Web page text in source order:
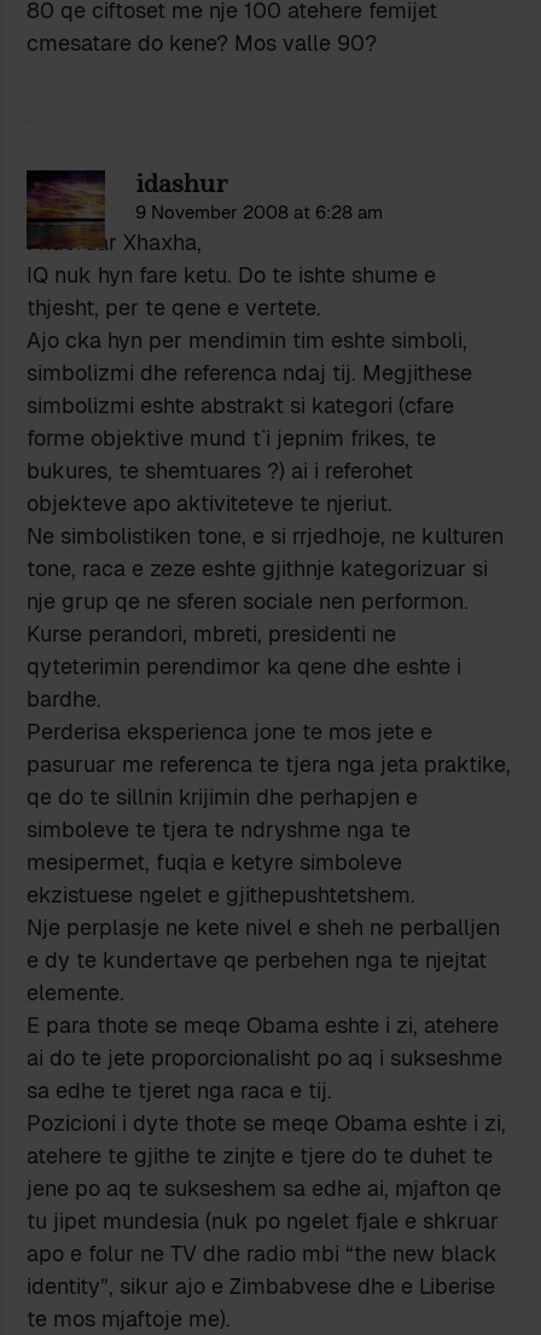
80 qe ciftoset me nje 100 atehere femijet
cmesatare do kene? Mos valle 90?
idashur
9 November 2008 at 6:28 am
I nderuar Xhaxha,
IQ nuk hyn fare ketu. Do te ishte shume e
thjesht, per te qene e vertete.
Ajo cka hyn per mendimin tim eshte simboli,
simbolizmi dhe referenca ndaj tij. Megjithese
simbolizmi eshte abstrakt si kategori (cfare
forme objektive mund t`i jepnim frikes, te
bukures, te shemtuares ?) ai i referohet
objekteve apo aktiviteteve te njeriut.
Ne simbolistiken tone, e si rrjedhoje, ne kulturen
tone, raca e zeze eshte gjithnje kategorizuar si
nje grup qe ne sferen sociale nen performon.
Kurse perandori, mbreti, presidenti ne
qyteterimin perendimor ka qene dhe eshte i
bardhe.
Perderisa eksperienca jone te mos jete e
pasuruar me referenca te tjera nga jeta praktike,
qe do te sillnin krijimin dhe perhapjen e
simboleve te tjera te ndryshme nga te
mesipermet, fuqia e ketyre simboleve
ekzistuese ngelet e gjithepushtetshem.
Nje perplasje ne kete nivel e sheh ne perballjen
e dy te kundertave qe perbehen nga te njejtat
elemente.
E para thote se meqe Obama eshte i zi, atehere
ai do te jete proporcionalisht po aq i sukseshme
sa edhe te tjeret nga raca e tij.
Pozicioni i dyte thote se meqe Obama eshte i zi,
atehere te gjithe te zinjte e tjere do te duhet te
jene po aq te sukseshem sa edhe ai, mjafton qe
tu jipet mundesia (nuk po ngelet fjale e shkruar
apo e folur ne TV dhe radio mbi “the new black
identity”, sikur ajo e Zimbabvese dhe e Liberise
te mos mjaftoje me).